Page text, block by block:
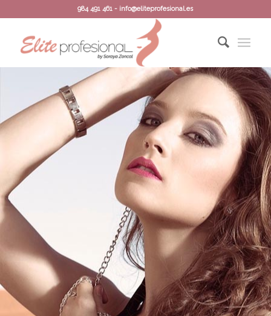
984 491 461 - info@eliteprofesional.es